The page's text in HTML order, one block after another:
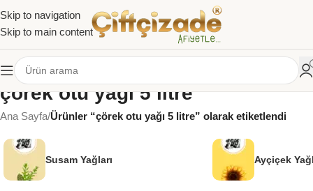
Skip to navigation
Skip to main content
çörek otu yağı 5 litre
Ana Sayfa/Ürünler “çörek otu yağı 5 litre” olarak etiketlendi
Susam Yağları Ayçiçek